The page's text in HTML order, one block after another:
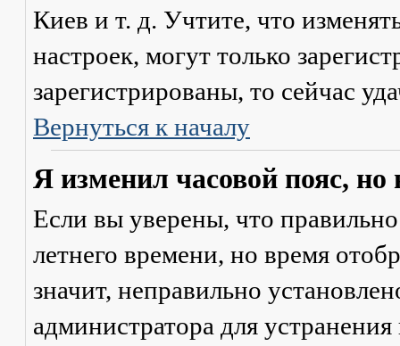
Киев и т. д. Учтите, что
настроек, могут только
зарегистрированы, то сейчас
Вернуться к началу
Я изменил часовой пояс,
Если вы уверены, что
летнего времени, но время
значит, неправильно
администратора для